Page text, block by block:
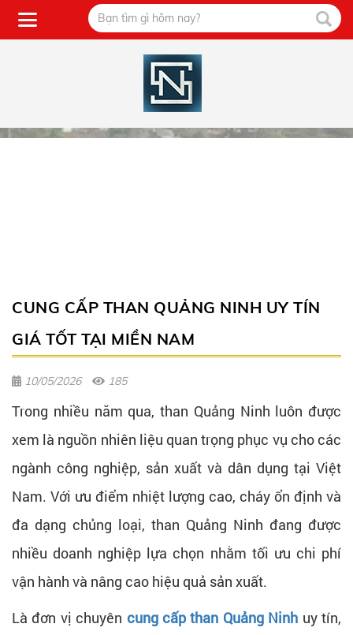
CUNG CẤP THAN QUẢNG NINH UY TÍN
GIÁ TỐT TẠI MIỀN NAM
10/05/2026 185
Trong nhiều năm qua, than Quảng Ninh luôn được
xem là nguồn nhiên liệu quan trọng phục vụ cho các
ngành công nghiệp, sản xuất và dân dụng tại Việt
Nam. Với ưu điểm nhiệt lượng cao, cháy ổn định và
đa dạng chủng loại, than Quảng Ninh đang được
nhiều doanh nghiệp lựa chọn nhằm tối ưu chi phí
vận hành và nâng cao hiệu quả sản xuất.
Là đơn vị chuyên cung cấp than Quảng Ninh uy tín,